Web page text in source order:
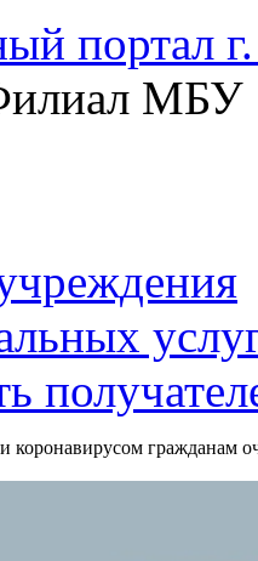
портал
МБУ
коронавирусом гражданам